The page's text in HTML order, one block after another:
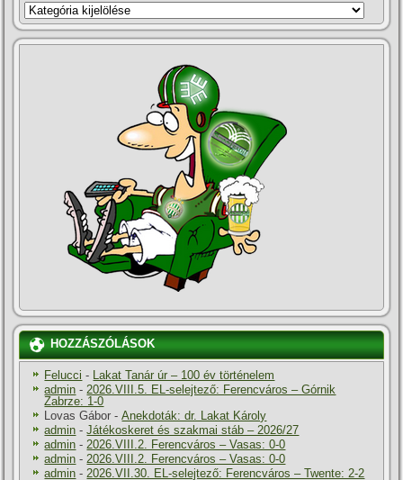
KATEGÓRIÁK
HOZZÁSZÓLÁSOK
Felucci - Lakat Tanár úr – 100 év történelem
admin -2026.VIII.5. EL-selejtező: Ferencváros – Górnik
Zabrze: 1-0
Lovas Gábor -Anekdoták: dr. Lakat Károly
admin -Játékoskeret és szakmai stáb – 2026/27
admin -2026.VIII.2. Ferencváros – Vasas: 0-0
admin -2026.VIII.2. Ferencváros – Vasas: 0-0
admin -2026.VII.30. EL-selejtező: Ferencváros – Twente: 2-2